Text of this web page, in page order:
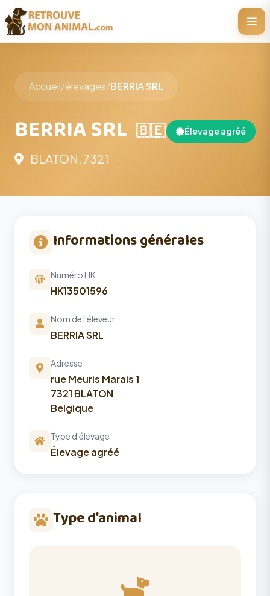
Accueil/élevages/BERRIA SRL
BERRIA SRL 🇧🇪
BLATON, 7321
Élevage agréé
Informations générales
Numéro HK
HK13501596
Nom de l'éleveur
BERRIA SRL
Adresse
rue Meuris Marais 1
7321 BLATON
Belgique
Type d'élevage
Élevage agréé
Type d'animal